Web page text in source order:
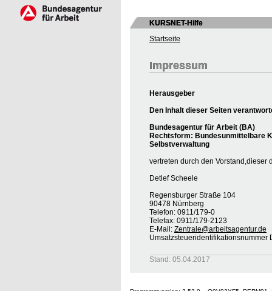
KURSNET-Hilfe
Startseite
Impressum
Herausgeber
Den Inhalt dieser Seiten
Bundesagentur für Arbeit (BA)
Rechtsform: Bundesunmittelbare
Selbstverwaltung
vertreten durch den Vorstand,dieser
Detlef Scheele
Regensburger Straße 104
90478 Nürnberg
Telefon: 0911/179-0
Telefax: 0911/179-2123
E-Mail: Zentrale@arbeitsagentur.de
Umsatzsteueridentifikationsnummer
Stand: 05.04.2017